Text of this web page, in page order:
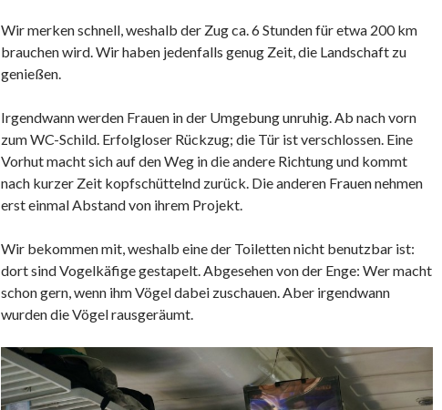
Wir merken schnell, weshalb der Zug ca. 6 Stunden für etwa 200 km
brauchen wird. Wir haben jedenfalls genug Zeit, die Landschaft zu
genießen.
Irgendwann werden Frauen in der Umgebung unruhig. Ab nach vorn
zum WC-Schild. Erfolgloser Rückzug; die Tür ist verschlossen. Eine
Vorhut macht sich auf den Weg in die andere Richtung und kommt
nach kurzer Zeit kopfschüttelnd zurück. Die anderen Frauen nehmen
erst einmal Abstand von ihrem Projekt.
Wir bekommen mit, weshalb eine der Toiletten nicht benutzbar ist:
dort sind Vogelkäfige gestapelt. Abgesehen von der Enge: Wer macht
schon gern, wenn ihm Vögel dabei zuschauen. Aber irgendwann
wurden die Vögel rausgeräumt.